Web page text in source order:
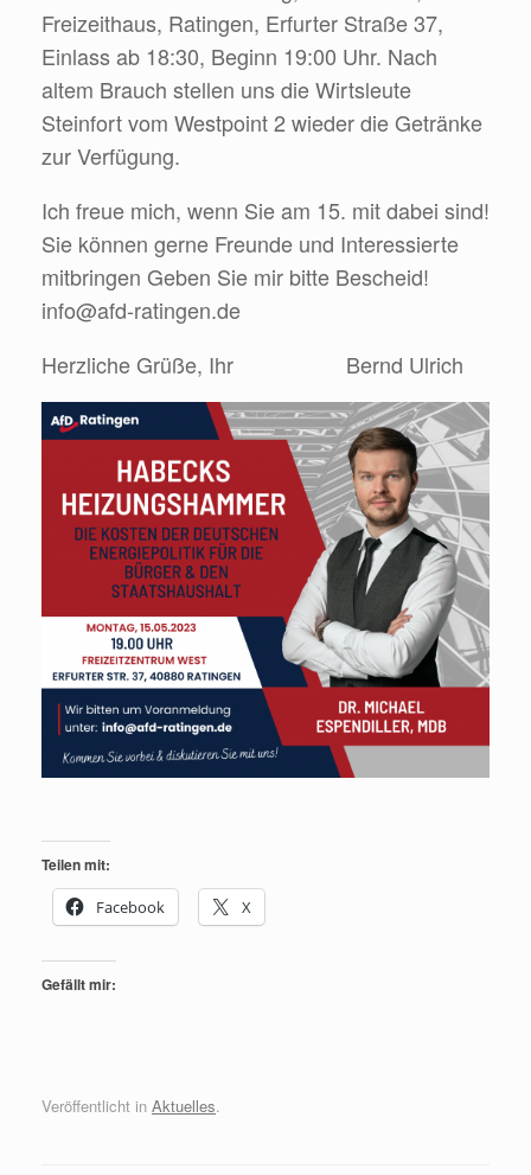
Freizeithaus, Ratingen, Erfurter Straße 37,
Einlass ab 18:30, Beginn 19:00 Uhr. Nach
altem Brauch stellen uns die Wirtsleute
Steinfort vom Westpoint 2 wieder die Getränke
zur Verfügung.
Ich freue mich, wenn Sie am 15. mit dabei sind!
Sie können gerne Freunde und Interessierte
mitbringen Geben Sie mir bitte Bescheid!
info@afd-ratingen.de
Herzliche Grüße, Ihr Bernd Ulrich
Teilen mit:
Facebook
X
Gefällt mir:
Veröffentlicht in Aktuelles.